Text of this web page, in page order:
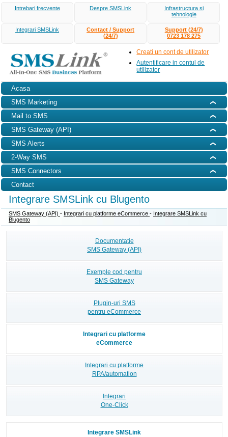
Intrebari frecvente Despre SMSLink
Infrastructura si
tehnologie
Integrari SMSLink
Contact / Support
(24/7)
Support (24/7)
0723 178 275
Creati un cont de utilizator
Autentificare in contul de
utilizator
Acasa
SMS Marketing
Mail to SMS
SMS Gateway (API)
SMS Alerts
2-Way SMS
SMS Connectors
Contact
Integrare SMSLink cu Blugento
SMS Gateway (API) - Integrari cu platforme eCommerce - Integrare SMSLink cu
Blugento
Documentatie
SMS Gateway (API)
Exemple cod pentru
SMS Gateway
Plugin-uri SMS
pentru eCommerce
Integrari cu platforme
eCommerce
Integrari cu platforme
RPA/automation
Integrari
One-Click
Integrare SMSLink